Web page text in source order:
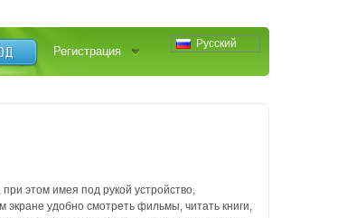
Русский
Регистрация
при этом имея под рукой устройство,
экране удобно смотреть фильмы, читать книги,